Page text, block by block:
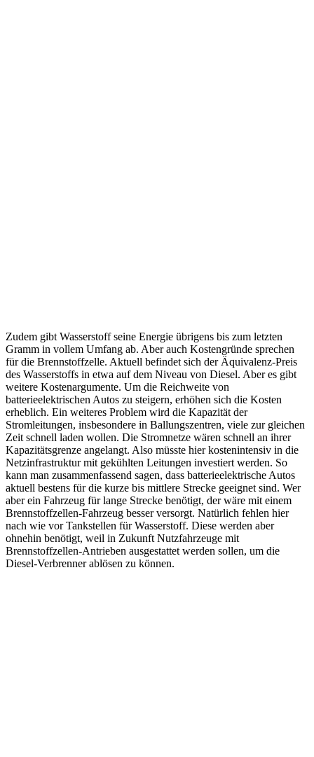
Zudem gibt Wasserstoff seine Energie übrigens bis zum letzten
Gramm in vollem Umfang ab. Aber auch Kostengründe sprechen
für die Brennstoffzelle. Aktuell befindet sich der Äquivalenz-Preis
des Wasserstoffs in etwa auf dem Niveau von Diesel. Aber es gibt
weitere Kostenargumente. Um die Reichweite von
batterieelektrischen Autos zu steigern, erhöhen sich die Kosten
erheblich. Ein weiteres Problem wird die Kapazität der
Stromleitungen, insbesondere in Ballungszentren, viele zur gleichen
Zeit schnell laden wollen. Die Stromnetze wären schnell an ihrer
Kapazitätsgrenze angelangt. Also müsste hier kostenintensiv in die
Netzinfrastruktur mit gekühlten Leitungen investiert werden. So
kann man zusammenfassend sagen, dass batterieelektrische Autos
aktuell bestens für die kurze bis mittlere Strecke geeignet sind. Wer
aber ein Fahrzeug für lange Strecke benötigt, der wäre mit einem
Brennstoffzellen-Fahrzeug besser versorgt. Natürlich fehlen hier
nach wie vor Tankstellen für Wasserstoff. Diese werden aber
ohnehin benötigt, weil in Zukunft Nutzfahrzeuge mit
Brennstoffzellen-Antrieben ausgestattet werden sollen, um die
Diesel-Verbrenner ablösen zu können.